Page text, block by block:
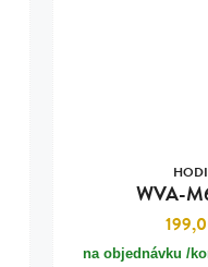
WVA-
na objednávku /